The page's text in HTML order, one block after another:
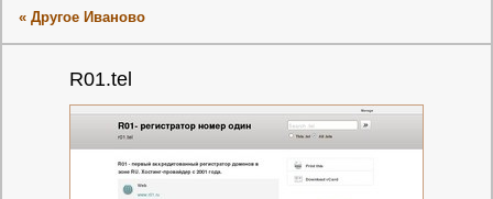
« Другое Иваново
R01.tel